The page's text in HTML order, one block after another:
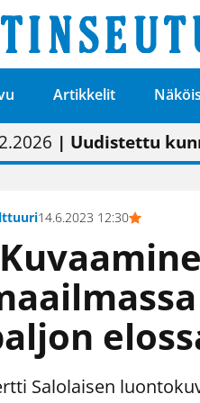
Artikkelit
| Painon
| Uudistettu
| “Olemme
| "Maalla on
14.6.2023 12:30
Salolaisen